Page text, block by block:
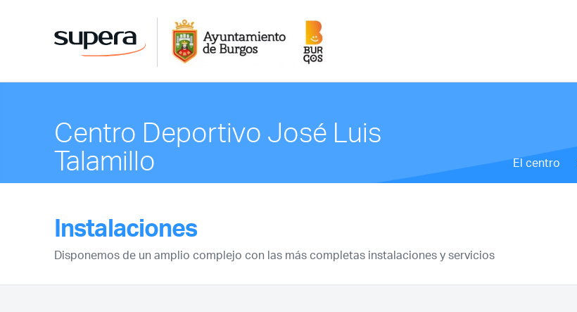
Centro Deportivo José Luis
Talamillo
El centro
Instalaciones
Disponemos de un amplio complejo con las más completas instalaciones y servicios